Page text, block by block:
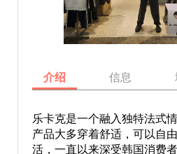
介绍 信息
乐卡克是一个融入独特法式
产品大多穿着舒适，可以自
活，一直以来深受韩国消费者